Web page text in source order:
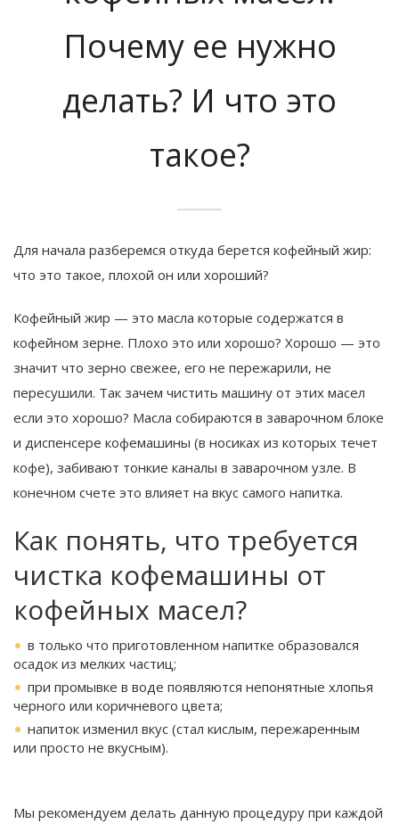
Почему ее нужно
делать? И что это
такое?
Для начала разберемся откуда берется кофейный жир:
что это такое, плохой он или хороший?
Кофейный жир — это масла которые содержатся в
кофейном зерне. Плохо это или хорошо? Хорошо — это
значит что зерно свежее, его не пережарили, не
пересушили. Так зачем чистить машину от этих масел
если это хорошо? Масла собираются в заварочном блоке
и диспенсере кофемашины (в носиках из которых течет
кофе), забивают тонкие каналы в заварочном узле. В
конечном счете это влияет на вкус самого напитка.
Как понять, что требуется
чистка кофемашины от
кофейных масел?
в только что приготовленном напитке образовался
осадок из мелких частиц;
при промывке в воде появляются непонятные хлопья
черного или коричневого цвета;
напиток изменил вкус (стал кислым, пережаренным
или просто не вкусным).
Мы рекомендуем делать данную процедуру при каждой